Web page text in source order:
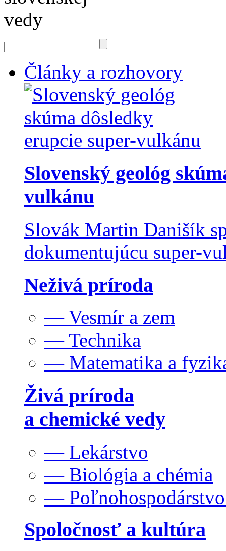
Články a rozhovory
Slovenský geológ
vulkánu
Slovák Martin Danišík
dokumentujúcu super-
Neživá príroda
— Vesmír a zem
— Technika
— Matematika a
Živá príroda
a chemické vedy
— Lekárstvo
— Biológia a chémia
—
Spoločnosť a kultúra